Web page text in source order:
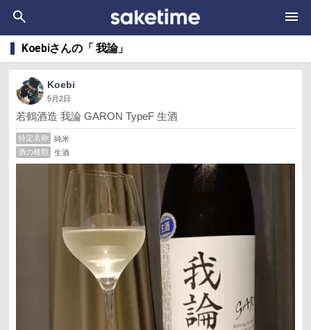
Koebiさんの「 我論」
Koebi
5月2日
若鶴酒造 我論 GARON TypeF 生酒
特定名称
純米
酒の種類
生酒